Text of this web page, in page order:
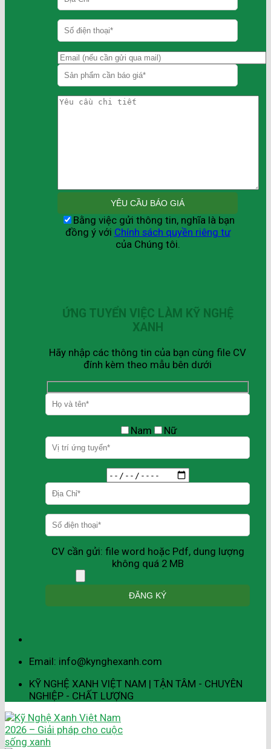
Bằng việc gửi thông tin, nghĩa là bạn
đồng ý với Chính sách quyền riêng tư
của Chúng tôi.
ỨNG TUYỂN VIỆC LÀM KỸ NGHỆ
XANH
Hãy nhập các thông tin của bạn cùng file CV
đính kèm theo mẫu bên dưới
Nam Nữ
CV cần gửi: file word hoặc Pdf, dung lượng
không quá 2 MB
Email: info@kynghexanh.com
KỸ NGHỆ XANH VIỆT NAM | TẬN TÂM - CHUYÊN
NGHIỆP - CHẤT LƯỢNG